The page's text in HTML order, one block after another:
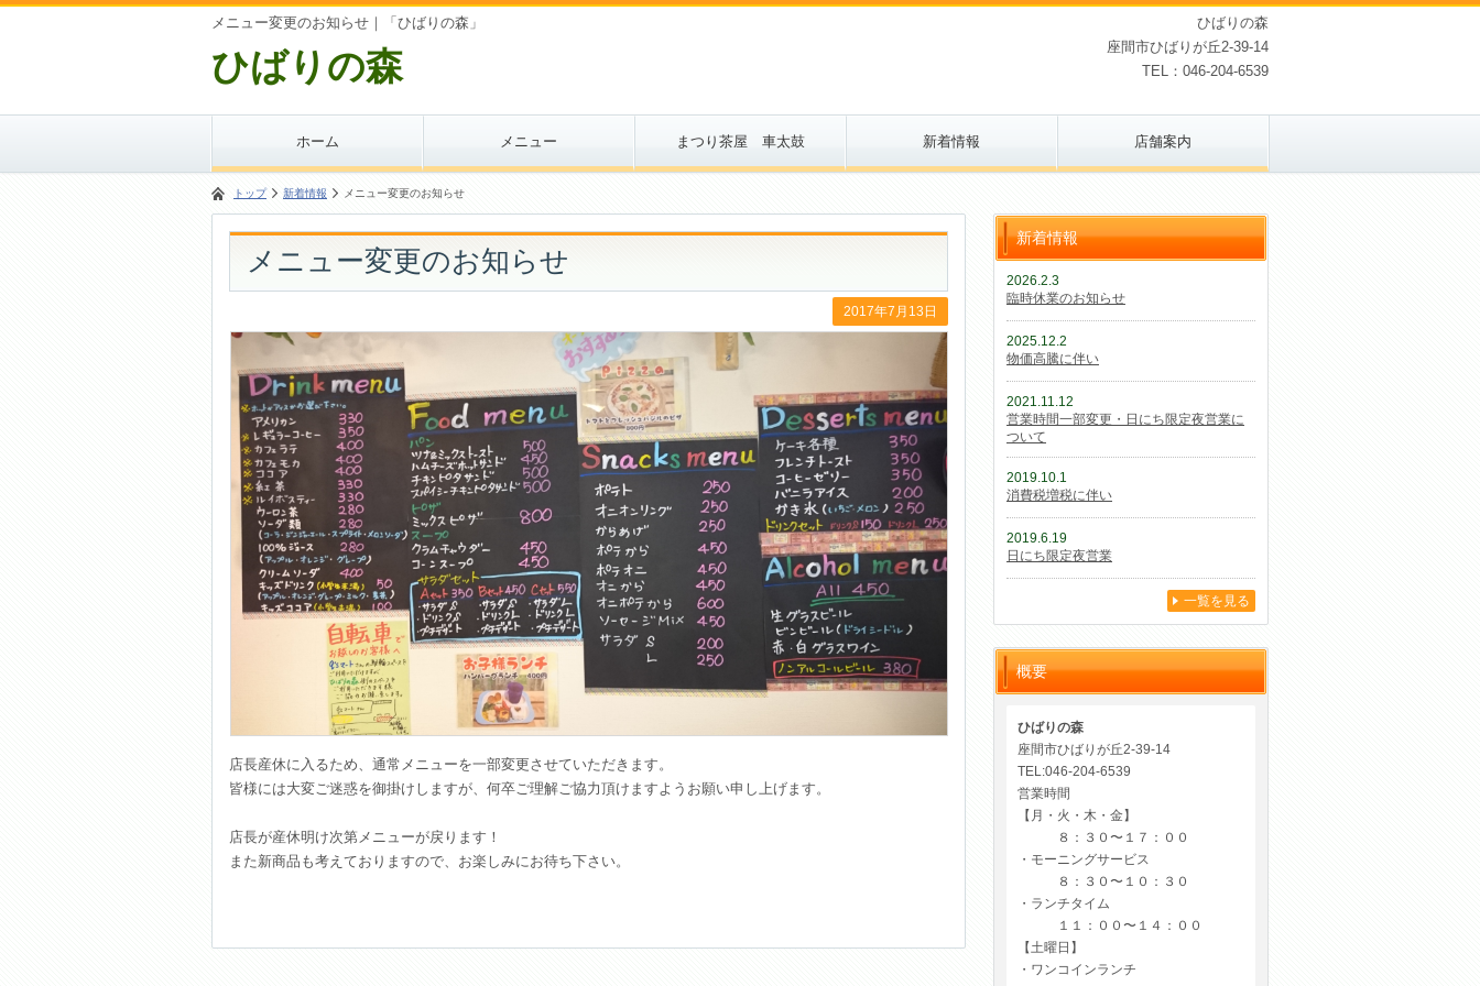
メニュー変更のお知らせ｜「ひばりの森」
ひばりの森
ひばりの森
座間市ひばりが丘2-39-14
TEL：046-204-6539
ホーム メニュー まつり茶屋 車太鼓 新着情報 店舗案内
トップ 新着情報 メニュー変更のお知らせ
メニュー変更のお知らせ
2017年7月13日
店長産休に入るため、通常メニューを一部変更させていただきます。
皆様には大変ご迷惑を御掛けしますが、何卒ご理解ご協力頂けますようお願い申し上げます。
店長が産休明け次第メニューが戻ります！
また新商品も考えておりますので、お楽しみにお待ち下さい。
新着情報
2026.2.3
臨時休業のお知らせ
2025.12.2
物価高騰に伴い
2021.11.12
営業時間一部変更・日にち限定夜営業に
ついて
2019.10.1
消費税増税に伴い
2019.6.19
日にち限定夜営業
一覧を見る
概要
ひばりの森
座間市ひばりが丘2-39-14
TEL:046-204-6539
営業時間
【月・火・木・金】
８：３０〜１７：００
・モーニングサービス
８：３０〜１０：３０
・ランチタイム
１１：００〜１４：００
【土曜日】
・ワンコインランチ